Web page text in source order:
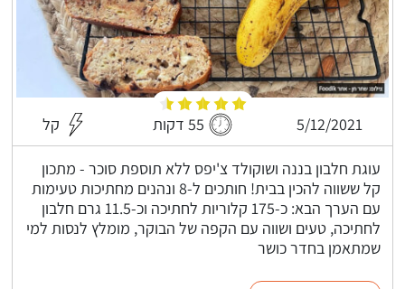
5/12/2021 55 דקות קל
עוגת חלבון בננה ושוקולד צ'יפס ללא תוספת סוכר - מתכון
קל ששווה להכין בבית! חותכים ל-8 ונהנים מחתיכות טעימות
עם הערך הבא: כ-175 קלוריות לחתיכה וכ-11.5 גרם חלבון
לחתיכה, טעים ושווה עם הקפה של הבוקר, מומלץ לנסות למי
שמתאמן בחדר כושר